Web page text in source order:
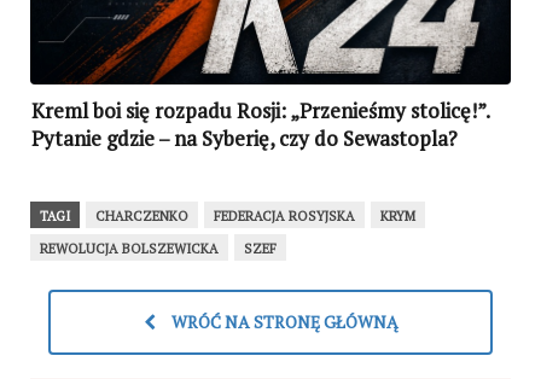
Kreml boi się rozpadu Rosji: „Przenieśmy stolicę!”.
Pytanie gdzie – na Syberię, czy do Sewastopla?
TAGI CHARCZENKO FEDERACJA ROSYJSKA
KRYM
REWOLUCJA BOLSZEWICKA
SZEF
WRÓĆ NA STRONĘ GŁÓWNĄ